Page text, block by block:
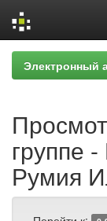
Skip
navigation
Электронный
группе
Румия